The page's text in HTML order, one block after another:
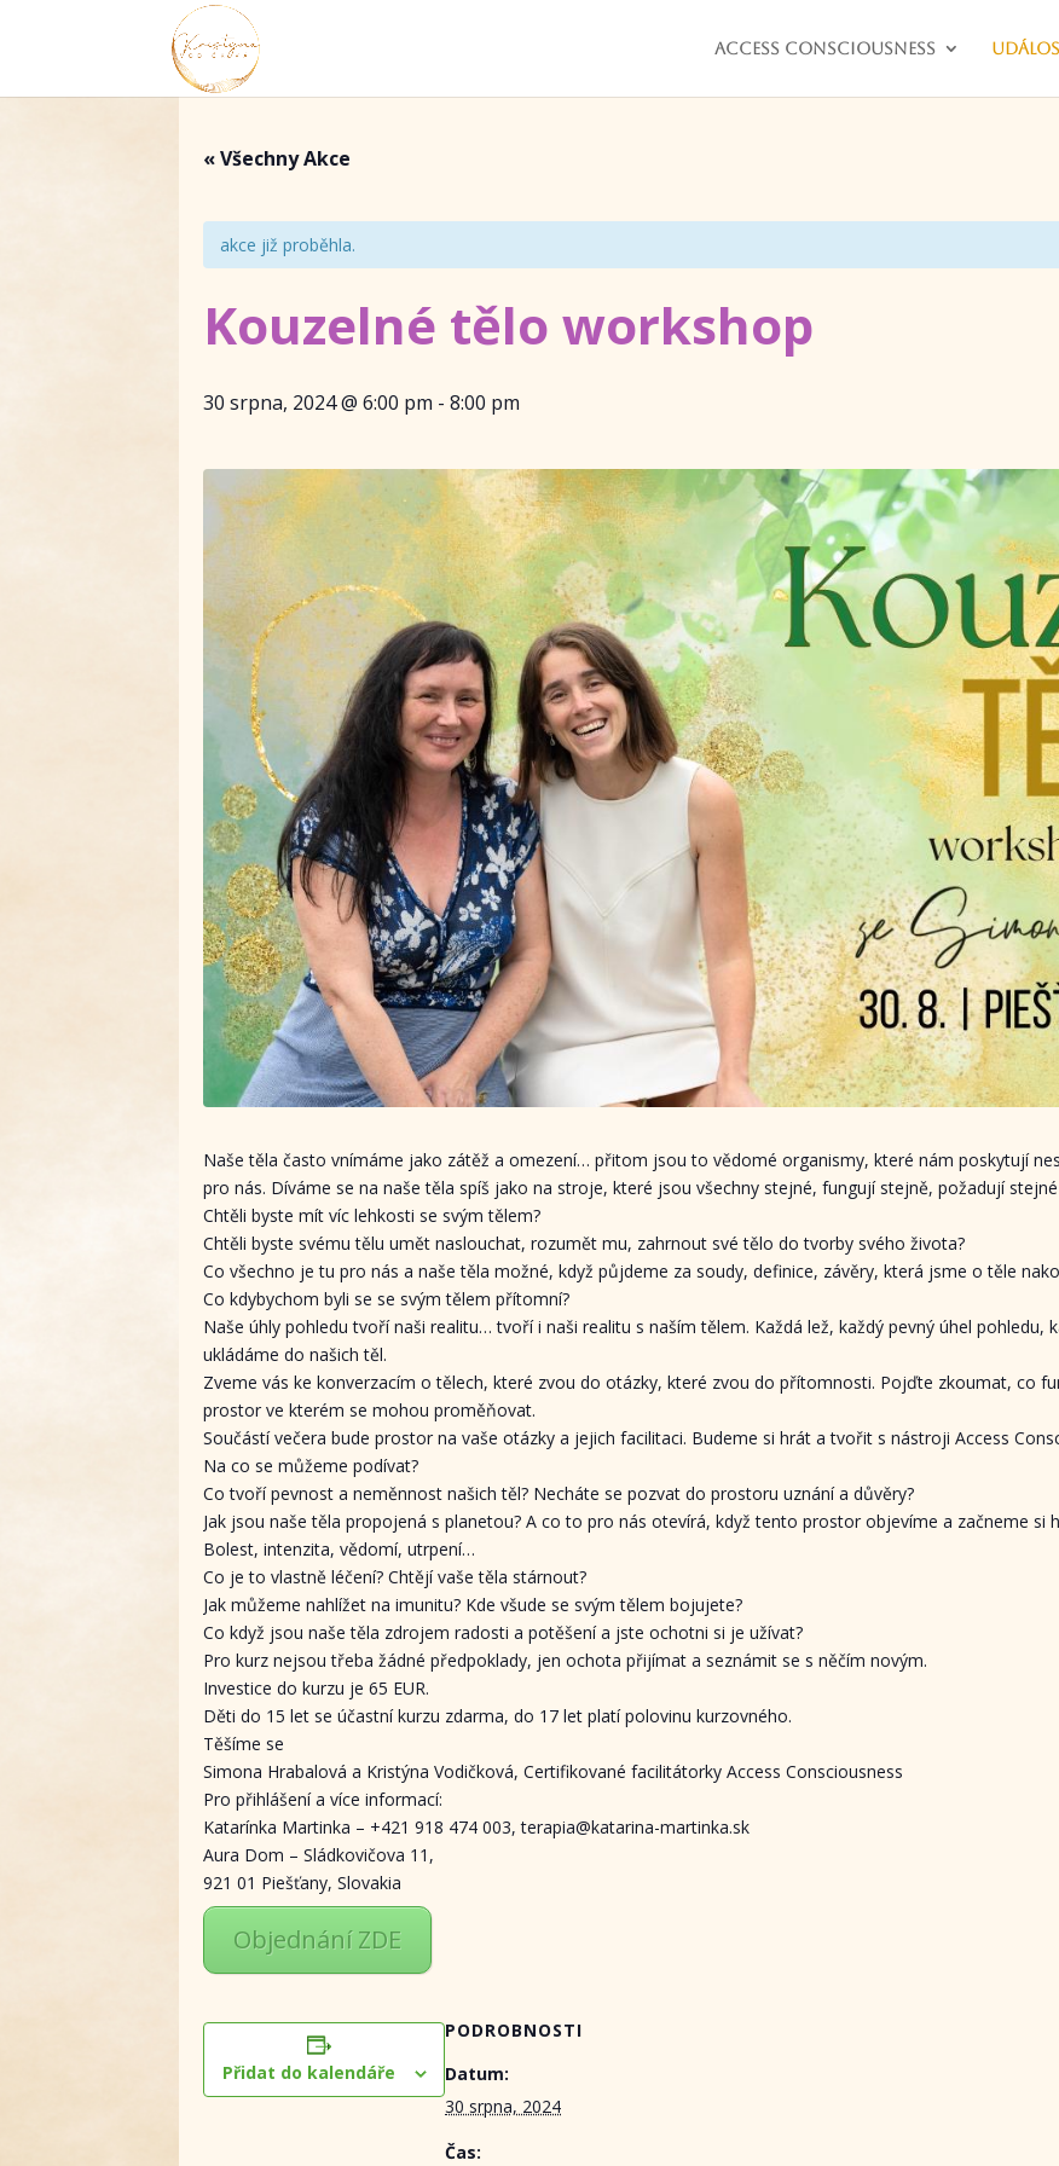
Access consciousness
« Všechny Akce
akce již proběhla.
Kouzelné tělo workshop
30 srpna, 2024 @ 6:00 pm - 8:00 pm
Naše těla často vnímáme jako zátěž a omezení… přitom jsou to vědomé organismy, které nám poskytují
pro nás. Díváme se na naše těla spíš jako na stroje, které jsou všechny stejné, fungují stejně, požadují
Chtěli byste mít víc lehkosti se svým tělem?
Chtěli byste svému tělu umět naslouchat, rozumět mu, zahrnout své tělo do tvorby svého života?
Co všechno je tu pro nás a naše těla možné, když půjdeme za soudy, definice, závěry, která jsme o těle
Co kdybychom byli se se svým tělem přítomní?
Naše úhly pohledu tvoří naši realitu… tvoří i naši realitu s naším tělem. Každá lež, každý pevný úhel
ukládáme do našich těl.
Zveme vás ke konverzacím o tělech, které zvou do otázky, které zvou do přítomnosti. Pojďte zkoumat, co
prostor ve kterém se mohou proměňovat.
Součástí večera bude prostor na vaše otázky a jejich facilitaci. Budeme si hrát a tvořit s nástroji Access
Na co se můžeme podívat?
Co tvoří pevnost a neměnnost našich těl? Necháte se pozvat do prostoru uznání a důvěry?
Jak jsou naše těla propojená s planetou? A co to pro nás otevírá, když tento prostor objevíme a začneme si
Bolest, intenzita, vědomí, utrpení…
Co je to vlastně léčení? Chtějí vaše těla stárnout?
Jak můžeme nahlížet na imunitu? Kde všude se svým tělem bojujete?
Co když jsou naše těla zdrojem radosti a potěšení a jste ochotni si je užívat?
Pro kurz nejsou třeba žádné předpoklady, jen ochota přijímat a seznámit se s něčím novým.
Investice do kurzu je 65 EUR.
Děti do 15 let se účastní kurzu zdarma, do 17 let platí polovinu kurzovného.
Těšíme se
Simona Hrabalová a Kristýna Vodičková, Certifikované facilitátorky Access Consciousness
Pro přihlášení a více informací:
Katarínka Martinka – +421 918 474 003, terapia@katarina-martinka.sk
Aura Dom – Sládkovičova 11,
921 01 Piešťany, Slovakia
Objednání ZDE
Přidat do kalendáře
PODROBNOSTI
Datum:
30 srpna, 2024
Čas: